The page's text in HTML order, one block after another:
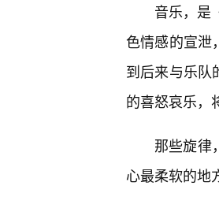
音乐，是
色情感的宣泄
到后来与乐队
的喜怒哀乐，
那些旋律
心最柔软的地